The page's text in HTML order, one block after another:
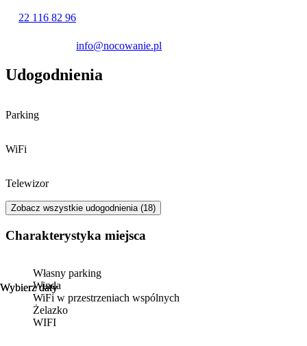
22 116 82 96
info@nocowanie.pl
Wybierz daty
Wybierz daty
Udogodnienia
Parking
WiFi
Telewizor
Zobacz wszystkie udogodnienia (18)
Charakterystyka miejsca
Własny parking
Winda
WiFi w przestrzeniach wspólnych
Żelazko
WIFI